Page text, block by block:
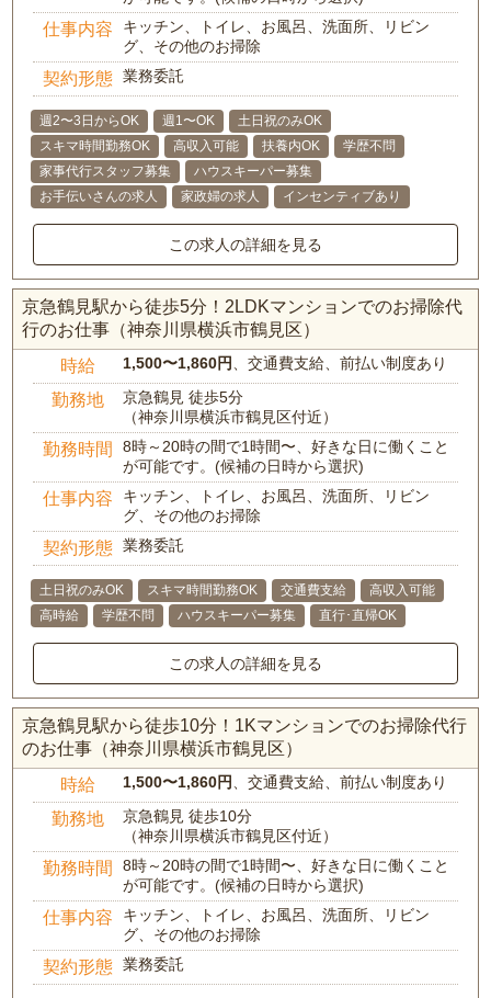
仕事内容
キッチン、トイレ、お風呂、洗面所、リビン
グ、その他のお掃除
契約形態 業務委託
週2〜3日からOK 週1〜OK
土日祝のみOK
スキマ時間勤務OK
高収入可能 扶養内OK
学歴不問
家事代行スタッフ募集
ハウスキーパー募集
お手伝いさんの求人
家政婦の求人 インセンティブあり
この求人の詳細を見る
京急鶴見駅から徒歩5分！2LDKマンションでのお掃除代
行のお仕事（神奈川県横浜市鶴見区）
時給 1,500〜1,860円 、交通費支給、前払い制度あり
勤務地
京急鶴見 徒歩5分
（神奈川県横浜市鶴見区付近）
勤務時間
8時～20時の間で1時間〜、好きな日に働くこと
が可能です。(候補の日時から選択)
仕事内容
キッチン、トイレ、お風呂、洗面所、リビン
グ、その他のお掃除
契約形態 業務委託
土日祝のみOK スキマ時間勤務OK 交通費支給
高収入可能
高時給
学歴不問 ハウスキーパー募集 直行･直帰OK
この求人の詳細を見る
京急鶴見駅から徒歩10分！1Kマンションでのお掃除代行
のお仕事（神奈川県横浜市鶴見区）
時給 1,500〜1,860円 、交通費支給、前払い制度あり
勤務地
京急鶴見 徒歩10分
（神奈川県横浜市鶴見区付近）
勤務時間
8時～20時の間で1時間〜、好きな日に働くこと
が可能です。(候補の日時から選択)
仕事内容
キッチン、トイレ、お風呂、洗面所、リビン
グ、その他のお掃除
契約形態 業務委託